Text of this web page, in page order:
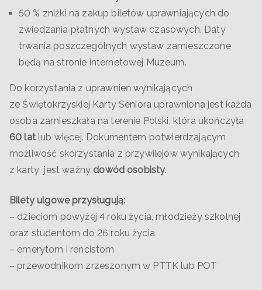
50 % zniżki na zakup biletów uprawniających do
zwiedzania płatnych wystaw czasowych. Daty
trwania poszczególnych wystaw zamieszczone
będą na stronie internetowej Muzeum.
Do korzystania z uprawnień wynikających
ze Świętokrzyskiej Karty Seniora uprawniona jest każda
osoba zamieszkała na terenie Polski, która ukończyła
60 latlub więcej. Dokumentem potwierdzającym
możliwość skorzystania z przywilejów wynikających
z karty jest ważny dowód osobisty.
Bilety ulgowe przysługują:
– dzieciom powyżej 4 roku życia, młodzieży szkolnej
oraz studentom do 26 roku życia
– emerytom i rencistom
– przewodnikom zrzeszonym w PTTK lub POT